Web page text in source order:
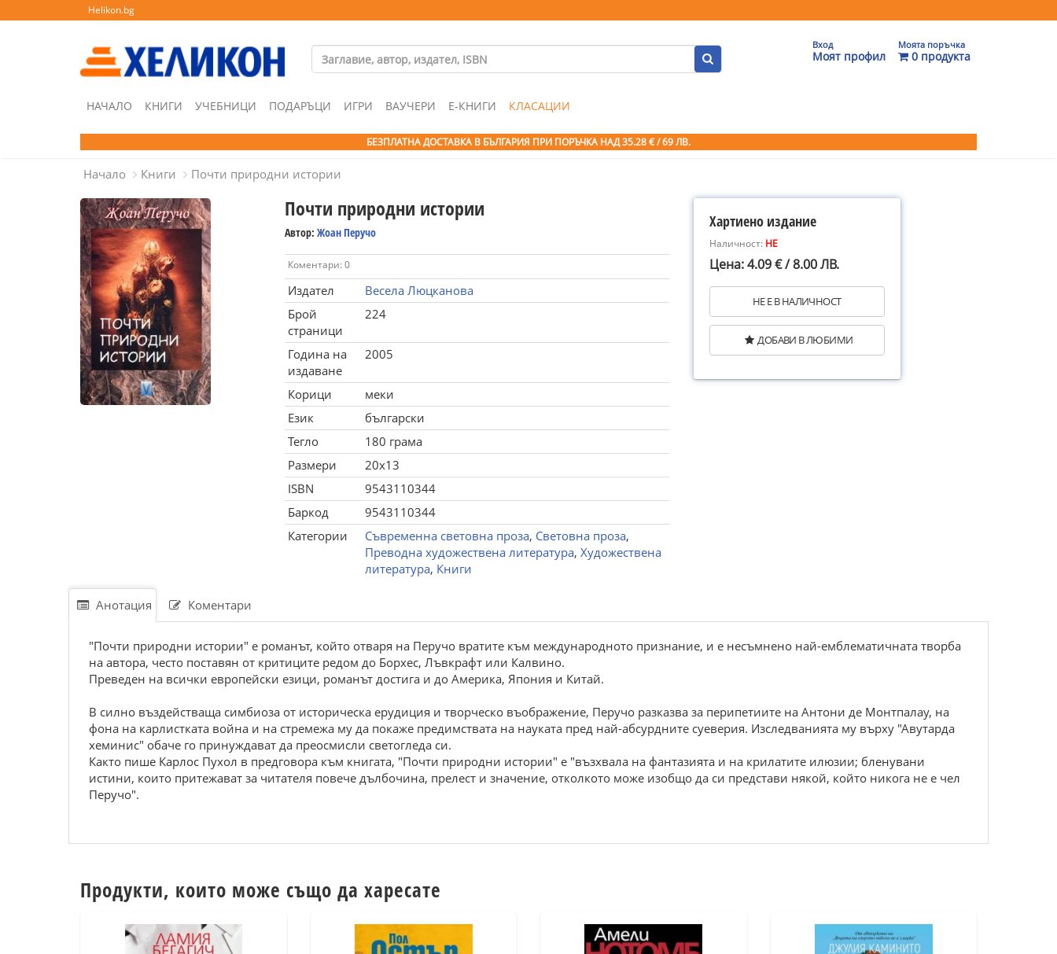
Helikon.bg
Вход
Моят профил
Моята поръчка
0 продукта
НАЧАЛО КНИГИ УЧЕБНИЦИ ПОДАРЪЦИ ИГРИ ВАУЧЕРИ Е-КНИГИ КЛАСАЦИИ
БЕЗПЛАТНА ДОСТАВКА В БЪЛГАРИЯ ПРИ ПОРЪЧКА НАД 35.28 € / 69 ЛВ.
Начало Книги Почти природни истории
Почти природни истории
Автор: Жоан Перучо
Коментари: 0
Издател
Весела Люцканова
Брой
страници
224
Година на
издаване
2005
Корици
меки
Език
български
Тегло
180 грама
Размери
20x13
ISBN
9543110344
Баркод
9543110344
Категории
Съвременна световна проза, Световна проза,
Преводна художествена литература, Художествена
литература, Книги
Хартиено издание
Наличност: НЕ
Цена: 4.09 € / 8.00 ЛВ.
НЕ Е В НАЛИЧНОСТ
ДОБАВИ В ЛЮБИМИ
Анотация Коментари
"Почти природни истории" е романът, който отваря на Перучо вратите към международното признание, и е несъмнено най-емблематичната творба
на автора, често поставян от критиците редом до Борхес, Лъвкрафт или Калвино.
Преведен на всички европейски езици, романът достига и до Америка, Япония и Китай.
В силно въздействаща симбиоза от историческа ерудиция и творческо въображение, Перучо разказва за перипетиите на Антони де Монтпалау, на
фона на карлистката война и на стремежа му да покаже предимствата на науката пред най-абсурдните суеверия. Изследванията му върху "Авутарда
хеминис" обаче го принуждават да преосмисли светогледа си.
Както пише Карлос Пухол в предговора към книгата, "Почти природни истории" е "възхвала на фантазията и на крилатите илюзии; бленувани
истини, които притежават за читателя повече дълбочина, прелест и значение, отколкото може изобщо да си представи някой, който никога не е чел
Перучо".
Продукти, които може също да харесате